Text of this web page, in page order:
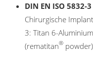
DIN EN ISO 5832-3
Chirurgische
3: Titan 6-
(rematitan® powder)